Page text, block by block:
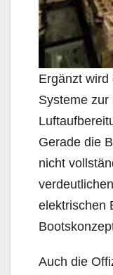
Ergänzt
Systeme zur
Gerade die
nicht
elektrischen
Auch die